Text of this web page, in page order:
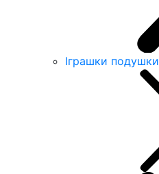
Іграшки подушки